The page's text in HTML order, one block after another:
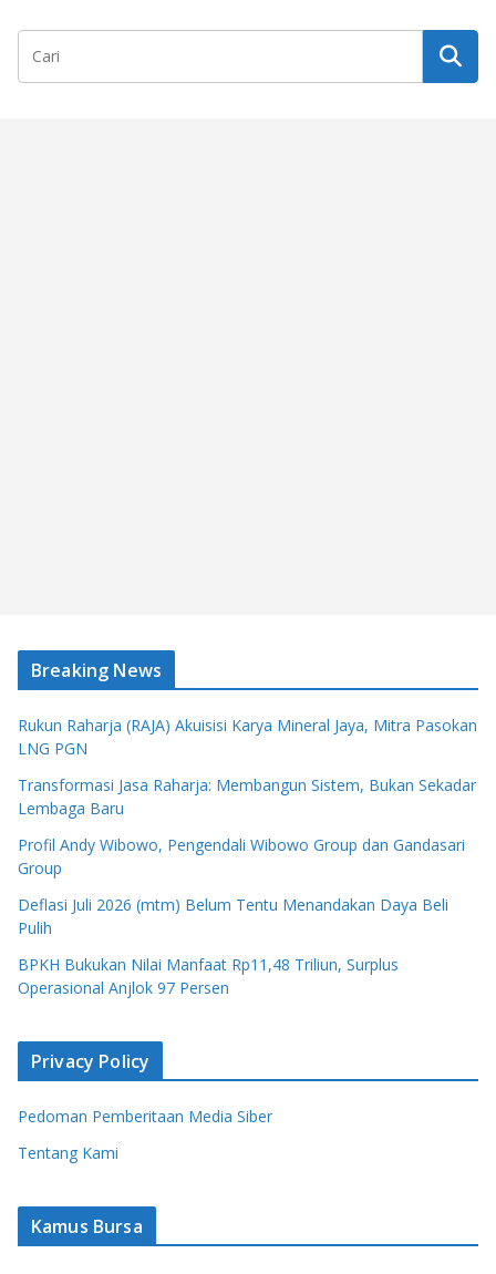
Breaking News
Rukun Raharja (RAJA) Akuisisi Karya Mineral Jaya, Mitra Pasokan
LNG PGN
Transformasi Jasa Raharja: Membangun Sistem, Bukan Sekadar
Lembaga Baru
Profil Andy Wibowo, Pengendali Wibowo Group dan Gandasari
Group
Deflasi Juli 2026 (mtm) Belum Tentu Menandakan Daya Beli
Pulih
BPKH Bukukan Nilai Manfaat Rp11,48 Triliun, Surplus
Operasional Anjlok 97 Persen
Privacy Policy
Pedoman Pemberitaan Media Siber
Tentang Kami
Kamus Bursa